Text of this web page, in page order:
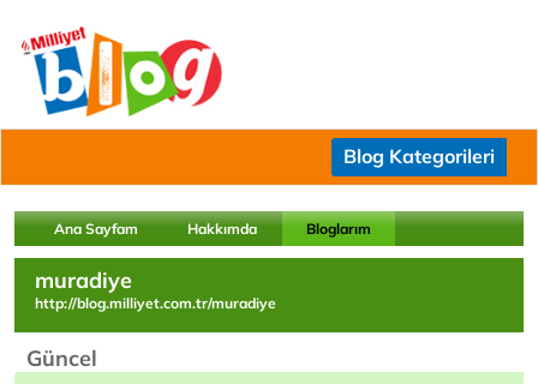
Blog Kategorileri
Ana Sayfam Hakkımda Bloglarım
muradiye
http://blog.milliyet.com.tr/muradiye
Güncel